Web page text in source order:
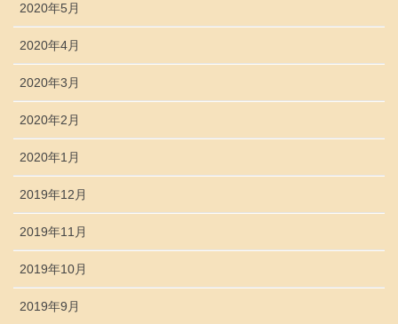
2020年5月
2020年4月
2020年3月
2020年2月
2020年1月
2019年12月
2019年11月
2019年10月
2019年9月